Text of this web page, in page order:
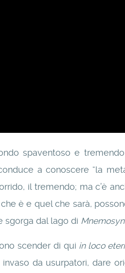
spaventoso e
a conoscere “la
il tremendo; ma c’è
è e quel che sarà,
sgorga dal lago di
scender di qui in loco
da usurpatori, dare